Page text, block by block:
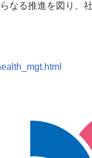
なる推進を図り、